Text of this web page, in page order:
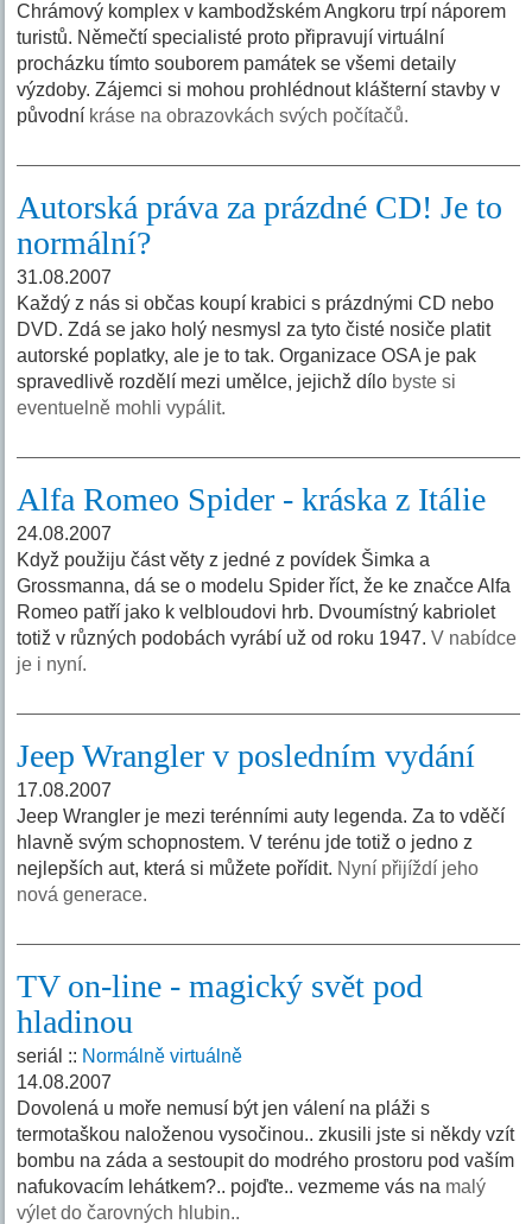
Chrámový komplex v kambodžském Angkoru trpí náporem
turistů. Němečtí specialisté proto připravují virtuální
procházku tímto souborem památek se všemi detaily
výzdoby. Zájemci si mohou prohlédnout klášterní stavby v
původní kráse na obrazovkách svých počítačů.
Autorská práva za prázdné CD! Je to
normální?
31.08.2007
Každý z nás si občas koupí krabici s prázdnými CD nebo
DVD. Zdá se jako holý nesmysl za tyto čisté nosiče platit
autorské poplatky, ale je to tak. Organizace OSA je pak
spravedlivě rozdělí mezi umělce, jejichž dílo byste si
eventuelně mohli vypálit.
Alfa Romeo Spider - kráska z Itálie
24.08.2007
Když použiju část věty z jedné z povídek Šimka a
Grossmanna, dá se o modelu Spider říct, že ke značce Alfa
Romeo patří jako k velbloudovi hrb. Dvoumístný kabriolet
totiž v různých podobách vyrábí už od roku 1947.V nabídce
je i nyní.
Jeep Wrangler v posledním vydání
17.08.2007
Jeep Wrangler je mezi terénními auty legenda. Za to vděčí
hlavně svým schopnostem. V terénu jde totiž o jedno z
nejlepších aut, která si můžete pořídit. Nyní přijíždí jeho
nová generace.
TV on-line - magický svět pod
hladinou
seriál :: Normálně virtuálně
14.08.2007
Dovolená u moře nemusí být jen válení na pláži s
termotaškou naloženou vysočinou.. zkusili jste si někdy vzít
bombu na záda a sestoupit do modrého prostoru pod vaším
nafukovacím lehátkem?.. pojďte.. vezmeme vás na malý
výlet do čarovných hlubin..